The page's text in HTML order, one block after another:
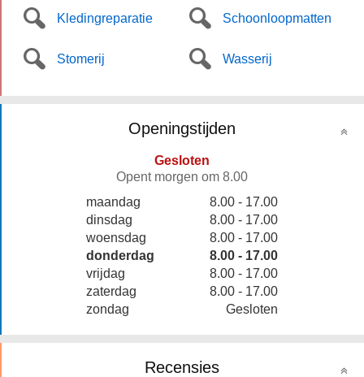
Kledingreparatie Schoonloopmatten
Stomerij Wasserij
Openingstijden
Gesloten
Opent morgen om 8.00
maandag
8.00 - 17.00
dinsdag
8.00 - 17.00
woensdag
8.00 - 17.00
donderdag
8.00 - 17.00
vrijdag
8.00 - 17.00
zaterdag
8.00 - 17.00
zondag
Gesloten
Recensies